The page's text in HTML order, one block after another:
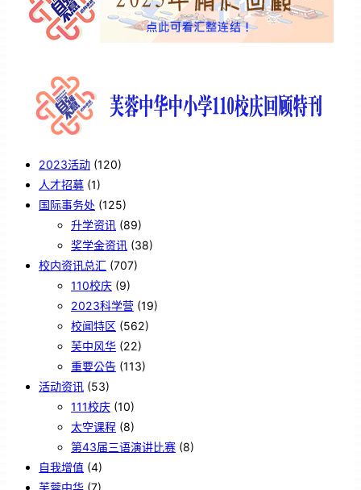
2023活动 (120)
人才招募 (1)
国际事务处 (125)
升学资讯 (89)
奖学金资讯 (38)
校内资讯总汇 (707)
110校庆 (9)
2023科学营 (19)
校闻特区 (562)
芙中风华 (22)
重要公告 (113)
活动资讯 (53)
111校庆 (10)
太空课程 (8)
第43届三语演讲比赛 (8)
自我增值 (4)
芙蓉中华 (7)